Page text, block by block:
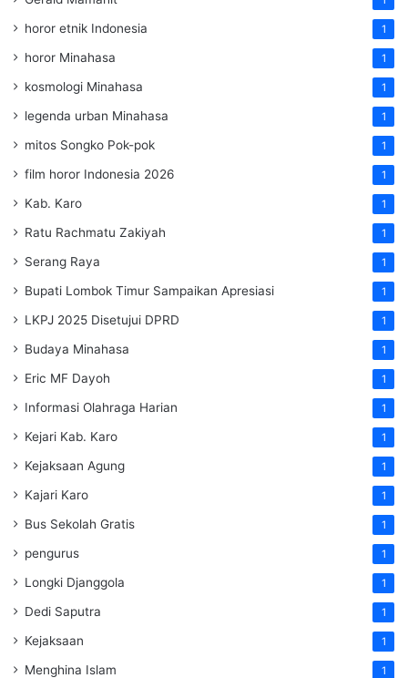
horor etnik Indonesia 1
horor Minahasa 1
kosmologi Minahasa 1
legenda urban Minahasa 1
mitos Songko Pok-pok 1
film horor Indonesia 2026 1
Kab. Karo 1
Ratu Rachmatu Zakiyah 1
Serang Raya 1
Bupati Lombok Timur Sampaikan Apresiasi 1
LKPJ 2025 Disetujui DPRD 1
Budaya Minahasa 1
Eric MF Dayoh 1
Informasi Olahraga Harian 1
Kejari Kab. Karo 1
Kejaksaan Agung 1
Kajari Karo 1
Bus Sekolah Gratis 1
pengurus 1
Longki Djanggola 1
Dedi Saputra 1
Kejaksaan 1
Menghina Islam 1